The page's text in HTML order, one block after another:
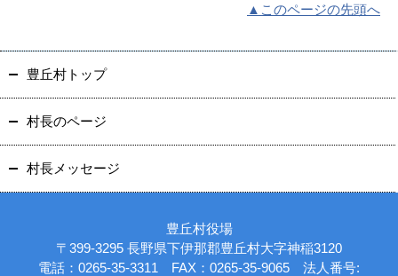
▲このページの先頭へ
豊丘村トップ
村長のページ
村長メッセージ
豊丘村役場
〒399-3295 長野県下伊那郡豊丘村大字神稲3120
電話：0265-35-3311 FAX：0265-35-9065 法人番号: